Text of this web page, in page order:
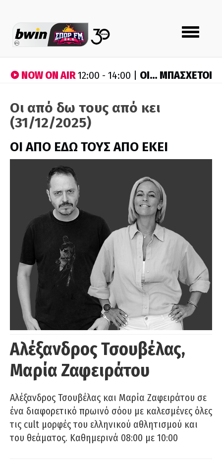
Toggle
navigation
NOW ON AIR12:00 - 14:00 | ΟΙ… ΜΠΑΣΧΕΤΟΙ
Οι από δω τους από κει
(31/12/2025)
ΟΙ ΑΠΟ ΕΔΩ ΤΟΥΣ ΑΠΟ ΕΚΕΙ
Αλέξανδρος Τσουβέλας,
Μαρία Ζαφειράτου
Αλέξανδρος Τσουβέλας και Μαρία Ζαφειράτου σε
ένα διαφορετικό πρωινό σόου με καλεσμένες όλες
τις cult μορφές του ελληνικού αθλητισμού και
του θεάματος. Καθημερινά 08:00 με 10:00